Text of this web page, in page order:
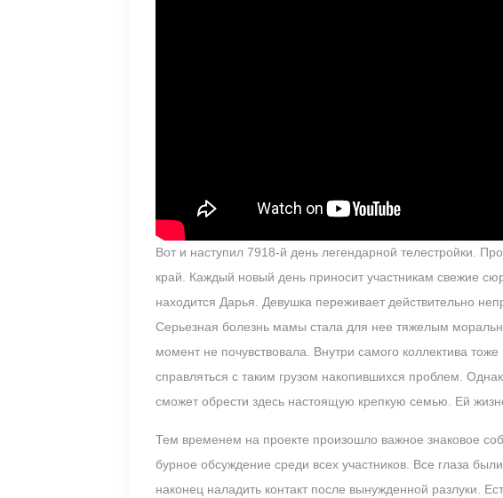
Вот и наступил 7918-й день легендарной телестройки.
край. Каждый новый день приносит участникам свежие
находится Дарья. Девушка переживает действительно
Серьезная болезнь мамы стала для нее тяжелым
момент не почувствовала. Внутри самого коллектива
справляться с таким грузом накопившихся проблем.
сможет обрести здесь настоящую крепкую семью. Ей
Тем временем на проекте произошло важное знаковое
бурное обсуждение среди всех участников. Все глаза
наконец наладить контакт после вынужденной разлуки.